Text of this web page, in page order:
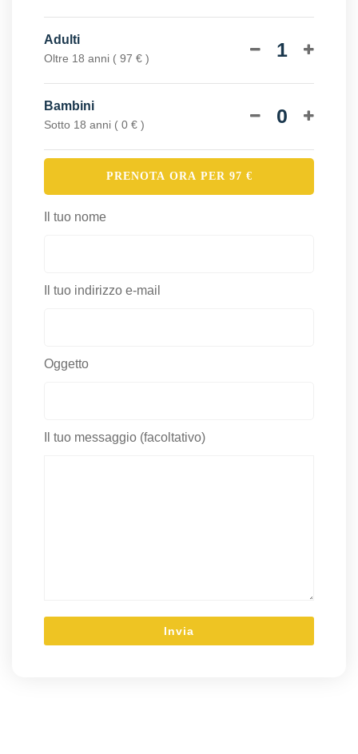
Adulti
Oltre 18 anni ( 97 € ) 1
Bambini
Sotto 18 anni ( 0 € ) 0
PRENOTA ORA PER 97 €
Il tuo nome
Il tuo indirizzo e-mail
Oggetto
Il tuo messaggio (facoltativo)